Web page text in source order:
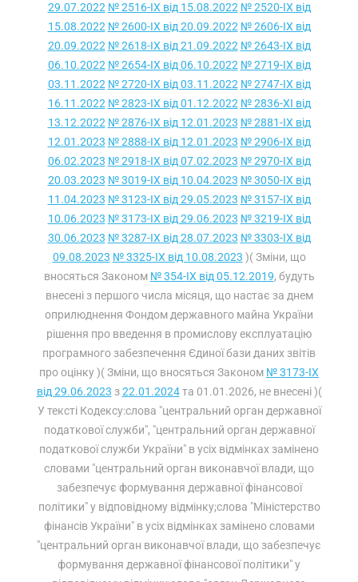
29.07.2022 № 2516-IX від 15.08.2022 № 2520-IX від
15.08.2022 № 2600-IX від 20.09.2022 № 2606-IX від
20.09.2022 № 2618-IX від 21.09.2022 № 2643-IX від
06.10.2022 № 2654-IX від 06.10.2022 № 2719-IX від
03.11.2022 № 2720-IX від 03.11.2022 № 2747-IX від
16.11.2022 № 2823-IX від 01.12.2022 № 2836-XI від
13.12.2022 № 2876-IX від 12.01.2023 № 2881-IX від
12.01.2023 № 2888-IX від 12.01.2023 № 2906-IX від
06.02.2023 № 2918-IX від 07.02.2023 № 2970-IX від
20.03.2023 № 3019-IX від 10.04.2023 № 3050-IX від
11.04.2023 № 3123-IX від 29.05.2023 № 3157-IX від
10.06.2023 № 3173-IX від 29.06.2023 № 3219-IX від
30.06.2023 № 3287-IX від 28.07.2023 № 3303-IX від
09.08.2023 № 3325-IX від 10.08.2023 )( Зміни, що
вносяться Законом № 354-IX від 05.12.2019, будуть
внесені з першого числа місяця, що настає за днем
оприлюднення Фондом державного майна України
рішення про введення в промислову експлуатацію
програмного забезпечення Єдиної бази даних звітів
про оцінку )( Зміни, що вносяться Законом № 3173-IX
від 29.06.2023 з22.01.2024та 01.01.2026, не внесені )(
У тексті Кодексу:слова "центральний орган державної
податкової служби", "центральний орган державної
податкової служби України" в усіх відмінках замінено
словами "центральний орган виконавчої влади, що
забезпечує формування державної фінансової
політики" у відповідному відмінку;слова "Міністерство
фінансів України" в усіх відмінках замінено словами
"центральний орган виконавчої влади, що забезпечує
формування державної фінансової політики" у